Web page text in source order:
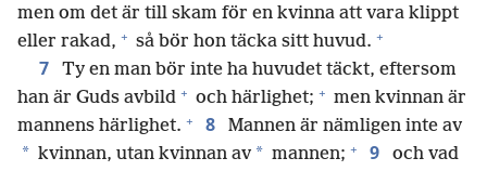
men om det är till skam för en kvinna att vara klippt
eller rakad, + så bör hon täcka sitt huvud. +
7
Ty en man bör inte ha huvudet täckt, eftersom
han är Guds avbild + och härlighet; + men kvinnan är
mannens härlighet. + 8 Mannen är nämligen inte av
* kvinnan, utan kvinnan av * mannen; + 9
och vad